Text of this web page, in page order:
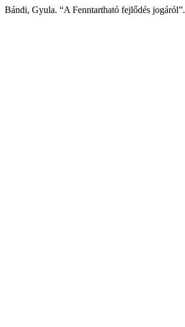
Bándi, Gyula. “A Fenntartható fejlődés jogáról”.